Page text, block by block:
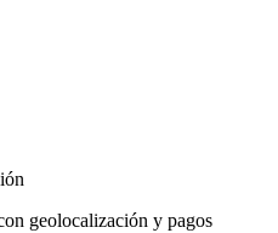
geolocalización y pagos